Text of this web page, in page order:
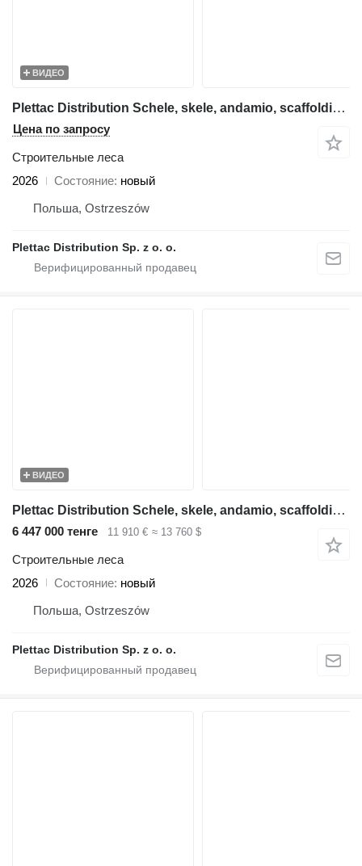
ВИДЕО
Plettac Distribution Schele, skele, andamio, scaffolding, pastoliai, tellingud
Цена по запросу
Строительные леса
2026
Состояние новый
Польша, Ostrzeszów
Plettac Distribution Sp. z o. o.
ВИДЕО
Plettac Distribution Schele, skele, andamio, scaffolding, pastoliai, tellingud
6 447 000 тенге 11 910 € ≈ 13 760 $
Строительные леса
2026
Состояние новый
Польша, Ostrzeszów
Plettac Distribution Sp. z o. o.